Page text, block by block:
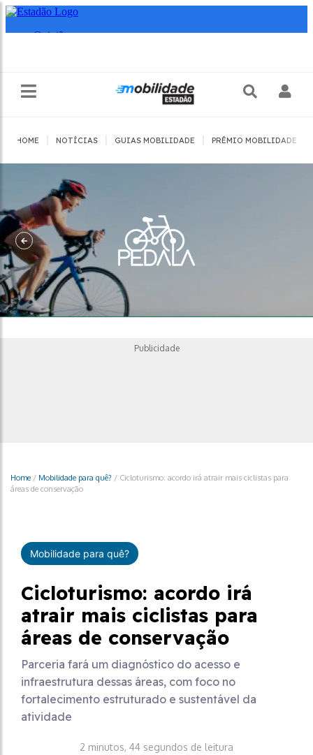
HOME NOTÍCIAS GUIAS MOBILIDADE PRÊMIO MOBILIDADE
Publicidade
Home / Mobilidade para quê? / Cicloturismo: acordo irá atrair mais ciclistas para
áreas de conservação
Mobilidade para quê?
Cicloturismo: acordo irá
atrair mais ciclistas para
áreas de conservação
Parceria fará um diagnóstico do acesso e
infraestrutura dessas áreas, com foco no
fortalecimento estruturado e sustentável da
atividade
2 minutos, 44 segundos de leitura